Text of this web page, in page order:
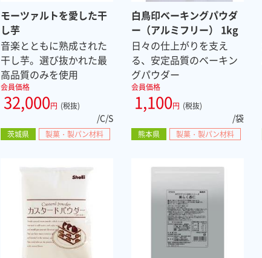
モーツァルトを愛した干
し芋
音楽とともに熟成された
干し芋。選び抜かれた最
高品質のみを使用
会員価格
32,000円 (税抜)
/C/S
茨城県 製菓・製パン材料
白鳥印ベーキングパウダ
ー（アルミフリー） 1kg
日々の仕上がりを支え
る、安定品質のベーキン
グパウダー
会員価格
1,100円 (税抜)
/袋
熊本県 製菓・製パン材料